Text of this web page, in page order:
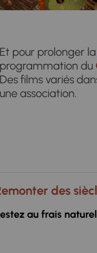
Et pour prolonger
programmation du
Des films variés
une association.
des
au frais